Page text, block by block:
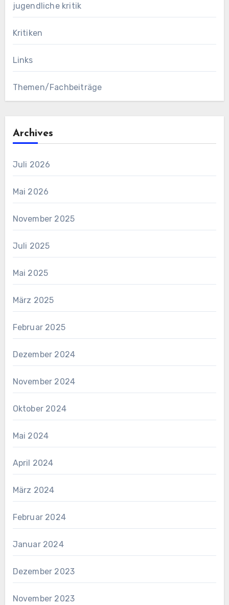
jugendliche kritik
Kritiken
Links
Themen/Fachbeiträge
Archives
Juli 2026
Mai 2026
November 2025
Juli 2025
Mai 2025
März 2025
Februar 2025
Dezember 2024
November 2024
Oktober 2024
Mai 2024
April 2024
März 2024
Februar 2024
Januar 2024
Dezember 2023
November 2023